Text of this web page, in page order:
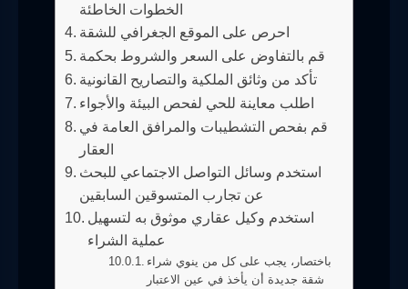
الخطوات الخاطئة
احرص على الموقع الجغرافي للشقة
قم بالتفاوض على السعر والشروط بحكمة
تأكد من وثائق الملكية والتصاريح القانونية
اطلب معاينة للحي لفحص البيئة والأجواء
قم بفحص التشطيبات والمرافق العامة في
العقار
استخدم وسائل التواصل الاجتماعي للبحث
عن تجارب المتسوقين السابقين
استخدم وكيل عقاري موثوق به لتسهيل
عملية الشراء
باختصار، يجب على كل من ينوي شراء
شقة جديدة أن يأخذ في عين الاعتبار